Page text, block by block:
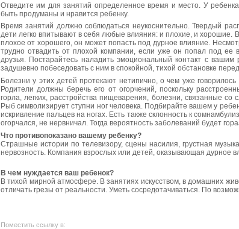
Отведите им для занятий определенное время и место. У
быть продуманы и нравится ребенку.
Время занятий должно соблюдаться неукоснительно. Твердый
дети легко впитывают в себя любые влияния: и плохие, и хорошие.
плохое от хорошего, он может попасть под дурное влияние.
трудно отвадить от плохой компании, если уже он попал под ее
друзья. Постарайтесь наладить эмоциональный контакт с
задушевно побеседовать с ним в спокойной, тихой обстановке
Болезни у этих детей протекают нетипично, о чем уже
Родители должны беречь его от огорчений, поскольку
горла, легких, расстройства пищеварения, болезни, связанные
Рыб символизирует ступни ног человека. Подбирайте вашем у
искривление пальцев на ногах. Есть также склонность к
огорчался, не нервничал. Тогда вероятность заболеваний будет
Что противопоказано вашему ребенку?
Страшные истории по телевизору, сцены насилия, грустная
нервозность. Компания взрослых или детей, оказывающая дурное
В чем нуждается ваш ребенок?
В тихой мирной атмосфере. В занятиях искусством, в домашних
отличать грезы от реальности. Уметь сосредотачиваться. По
Поместить ссылку в: